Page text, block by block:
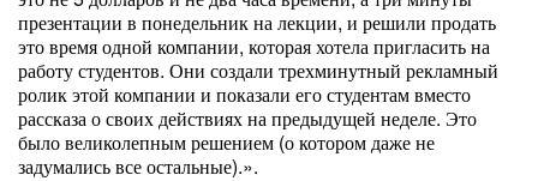
презентации в понедельник на лекции, и решили продать
это время одной компании, которая хотела пригласить на
работу студентов. Они создали трехминутный рекламный
ролик этой компании и показали его студентам вместо
рассказа о своих действиях на предыдущей неделе. Это
было великолепным решением (о котором даже не
задумались все остальные).».